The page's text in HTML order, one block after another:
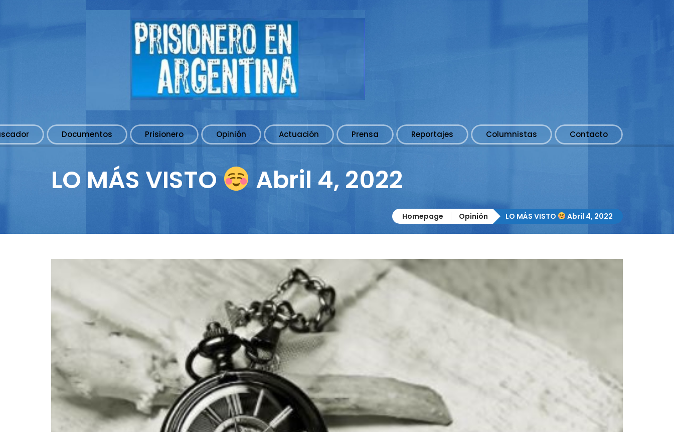
Documentos Prisionero Opinión Actuación Prensa Reportajes Columnistas Contacto
LO MÁS VISTO Abril 4, 2022
Homepage Opinión LO MÁS VISTO Abril 4, 2022